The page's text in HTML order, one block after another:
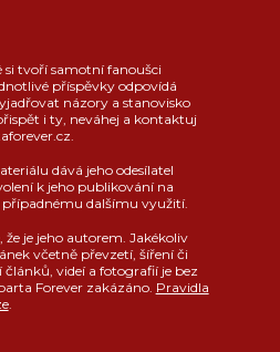
si tvoří samotní fanoušci
příspěvky odpovídá
názory a stanovisko
i ty, neváhej a kontaktuj
dává jeho odesílatel
k jeho publikování na
dalšímu využití.
je jeho autorem. Jakékoliv
včetně převzetí, šíření či
videí a fotografií je bez
Forever zakázáno. Pravidla
.